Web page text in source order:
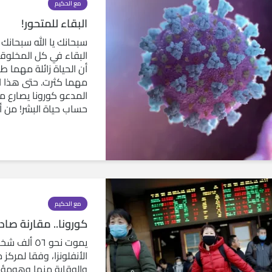
مع الحكيم
البقاء للمتحور!
سبحانك يا الله
البقاء في كل
أن الحياة زائلة مهما
مهما كثرت. حتى هذا
المدعو كورونا يصارع
حساب حياة البشر! من
مع الحكيم
كورونا.. مقارنة
يموت نحو
الأنفلونزا، وفقا